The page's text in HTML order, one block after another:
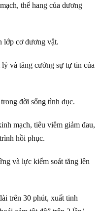
thể hang của dương
lớp cơ dương vật.
và tăng cường sự tự tin của
đời sống tình dục.
mạch, tiêu viêm giảm đau,
hồi phục.
và lực kiểm soát tăng lên
trên 30 phút, xuất tinh